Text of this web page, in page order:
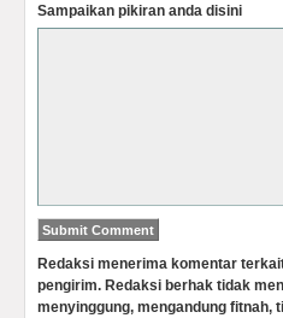
Sampaikan pikiran anda disini
Redaksi menerima komentar
pengirim. Redaksi berhak tidak
menyinggung, mengandung fitnah,